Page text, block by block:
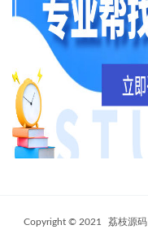
Copyright © 2021 荔枝源码